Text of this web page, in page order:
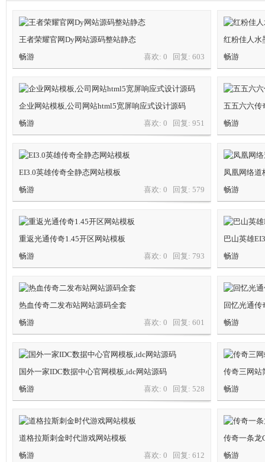
游
神
王者荣耀官网Dy网站源码整站静态
喜欢: 0 回复: 603
畅游
红粉佳人水
畅游
企业网站模板,公司网站html5宽屏响应式设计源码
喜欢: 0 回复: 951
畅游
五五六六传
畅游
EI3.0英雄传奇全静态网站模板
喜欢: 0 回复: 579
畅游
凤凰网络道
畅游
重返光通传奇1.45开区网站模板
喜欢: 0 回复: 793
畅游
巴山英雄
畅游
热血传奇二发布站网站源码全套
喜欢: 0 回复: 601
畅游
回忆光通传
畅游
国外一家IDC数据中心官网模板,idc网站源码
喜欢: 0 回复: 528
畅游
传奇三网站
畅游
道格拉斯刺金时代游戏网站模板
喜欢: 0 回复: 612
畅游
传奇一条龙
畅游